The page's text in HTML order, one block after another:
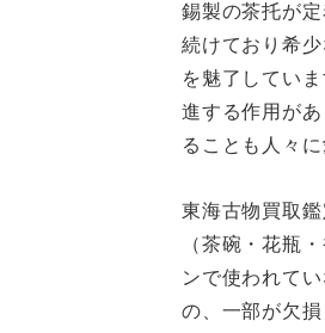
錫製の茶托が
続けており希
を魅了してい
進する作用が
ることも人々
東海古物買取
（茶碗・花瓶
ンで使われて
の、一部が欠